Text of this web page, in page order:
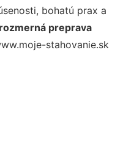
bohatú prax a
preprava
stahovanie.sk